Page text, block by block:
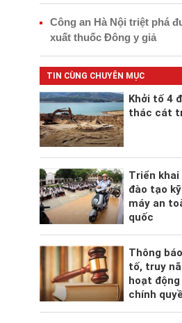
Công an Hà Nội triệt phá
xuất thuốc Đông y giả
TIN CÙNG CHUYÊN MỤC
Khởi tố 4
thác cát
Triển
đào tạo
máy an
quốc
Thông
tố, truy
hoạt
chính